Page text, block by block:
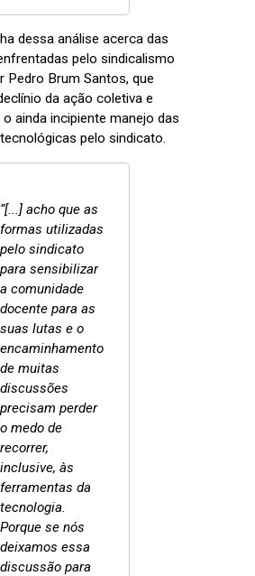
dessa análise acerca das
pelo sindicalismo
Pedro Brum Santos, que
da ação coletiva e
ainda incipiente manejo das
pelo sindicato.
“[...] acho que as
formas utilizadas
pelo sindicato
para sensibilizar
a comunidade
docente para as
suas lutas e o
encaminhamento
de muitas
discussões
precisam perder
o medo de
recorrer,
inclusive, às
ferramentas da
tecnologia.
Porque se nós
deixamos essa
discussão para